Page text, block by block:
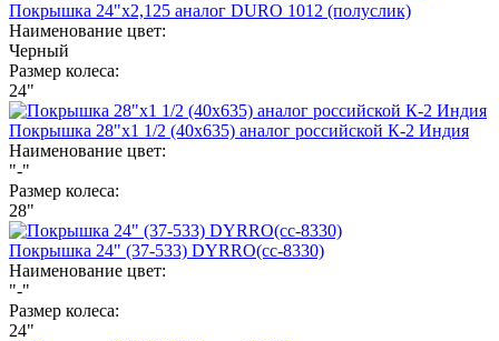
Покрышка 24"х2,125 аналог DURO 1012 (полуслик)
Наименование цвет:
Черный
Размер колеса:
24"
Покрышка 28"х1 1/2 (40х635) аналог российской К-2 Индия
Наименование цвет:
"-"
Размер колеса:
28"
Покрышка 24" (37-533) DYRRO(cc-8330)
Наименование цвет:
"-"
Размер колеса:
24"